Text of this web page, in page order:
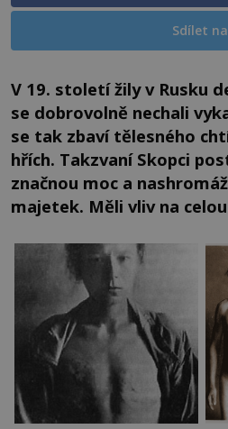
Sdílet
V 19. století žily v Rusku
se dobrovolně nechali
se tak zbaví tělesného
hřích. Takzvaní Skopci
značnou moc a
majetek. Měli vliv na